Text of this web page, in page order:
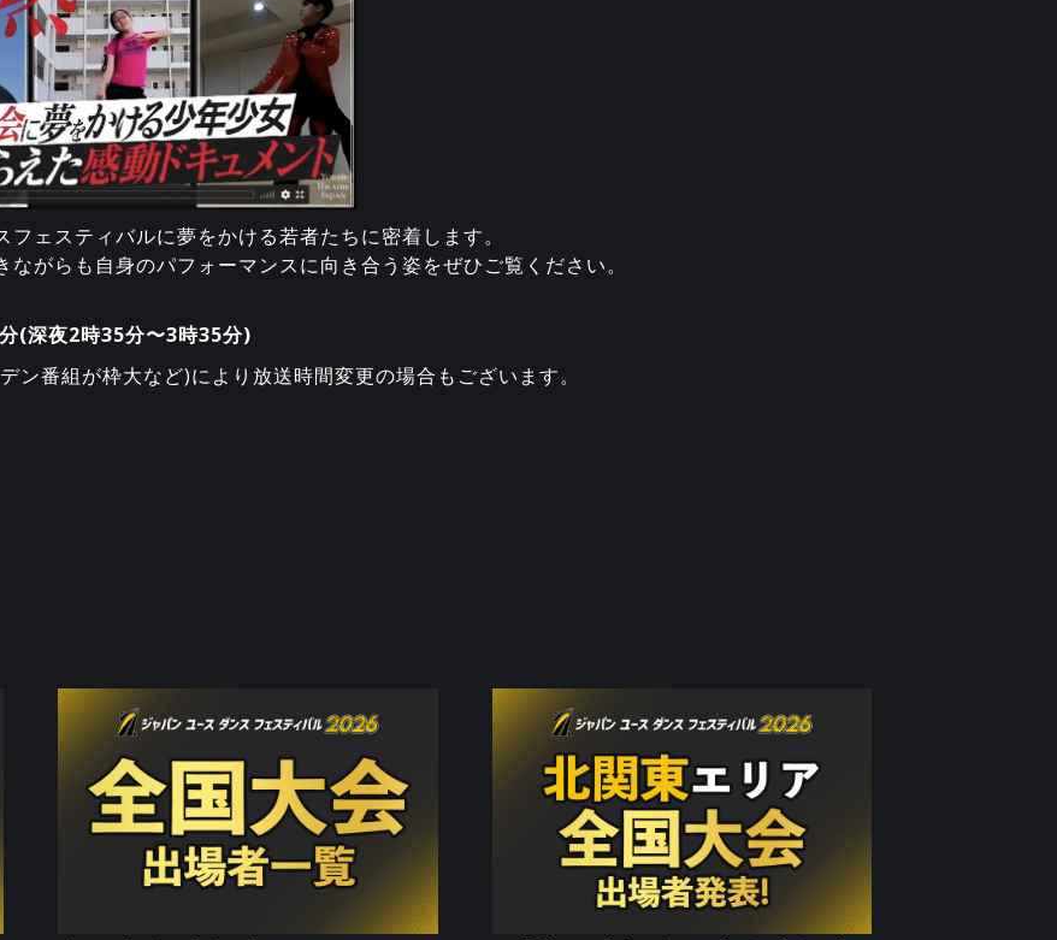
ェスティバルに夢をかける若者たちに密着します。
がらも自身のパフォーマンスに向き合う姿をぜひご覧ください。
(深夜2時35分〜3時35分)
番組が枠大など)により放送時間変更の場合もございます。